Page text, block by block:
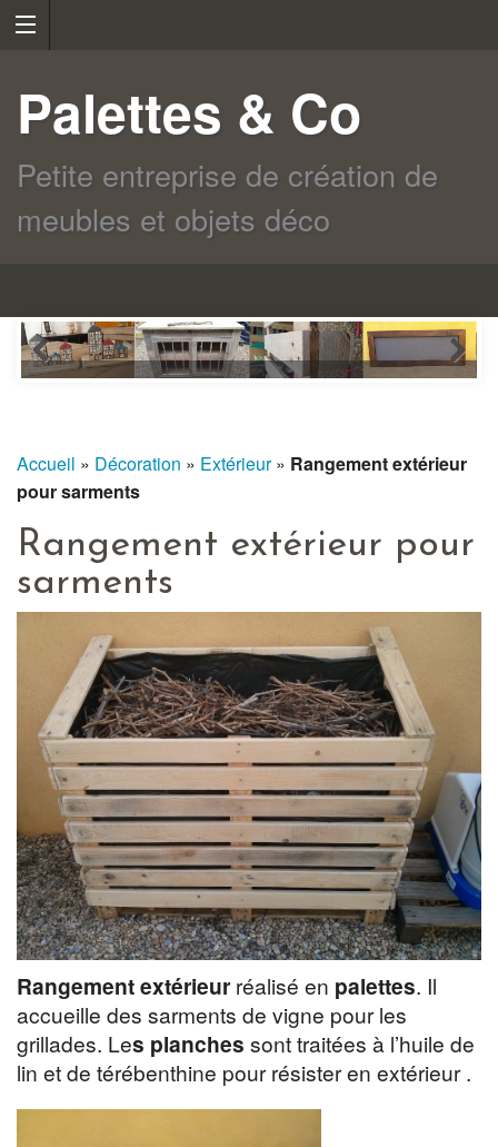
Palettes & Co
Petite entreprise de création de
meubles et objets déco
Accueil » Décoration » Extérieur» Rangement extérieur
pour sarments
Rangement extérieur pour
sarments
Rangement extérieur réalisé en palettes. Il
accueille des sarments de vigne pour les
grillades. Les planches sont traitées à l’huile de
lin et de térébenthine pour résister en extérieur .